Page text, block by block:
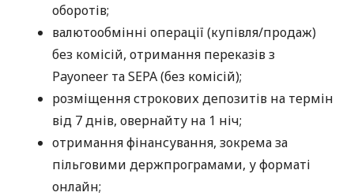
оборотів;
валютообмінні операції (купівля/продаж)
без комісій, отримання переказів з
Payoneer та SEPA (без комісій);
розміщення строкових депозитів на термін
від 7 днів, овернайту на 1 ніч;
отримання фінансування, зокрема за
пільговими держпрограмами, у форматі
онлайн;